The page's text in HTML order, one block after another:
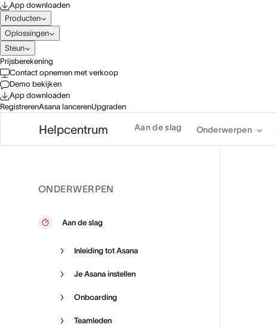
App downloaden
Producten
Oplossingen
Steun
Prijsberekening
Contact opnemen met verkoop
Demo bekijken
App downloaden
RegistrerenAsana lancerenUpgraden
Helpcentrum Aan de slag Onderwerpen
ONDERWERPEN
Aan de slag
Inleiding tot Asana
Je Asana instellen
Onboarding
Teamleden